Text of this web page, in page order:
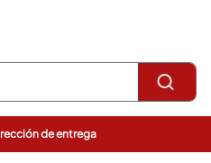
de entrega